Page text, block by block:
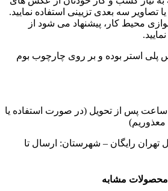
تصاویر سه بعدی تزیینی استفاده نمایید.
محیط کار، پیشنهاد می شود از
پلی استر بوده و بر روی چارچوب بوم
شرایط بازگشت کالا : 24 ساعت پس از تحویل (در صورت استفاده یا
تهران رایگان – شهرستان: ارسال تا
محصولات مشابه